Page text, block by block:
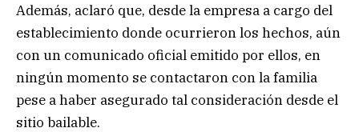
Además, aclaró que, desde la empresa a cargo del
establecimiento donde ocurrieron los hechos, aún
con un comunicado oficial emitido por ellos, en
ningún momento se contactaron con la familia
pese a haber asegurado tal consideración desde el
sitio bailable.